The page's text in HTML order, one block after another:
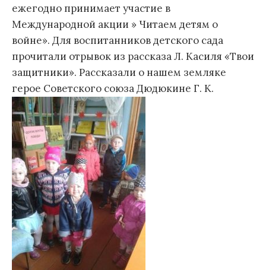
ежегодно принимает участие в
Международной акции » Читаем детям о
войне». Для воспитанников детского сада
прочитали отрывок из рассказа Л. Касиля «Твои
защитники». Рассказали о нашем земляке
герое Советского союза Дюдюкине Г. К.